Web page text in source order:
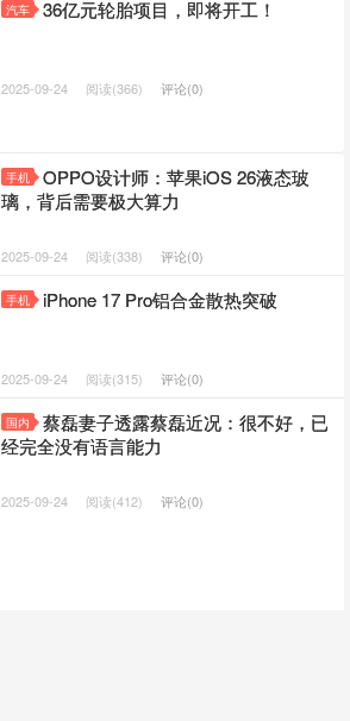
汽车 36亿元轮胎项目，即将开工！
2025-09-24 阅读(366) 评论(0)
手机
OPPO设计师：苹果iOS 26液态玻
璃，背后需要极大算力
2025-09-24 阅读(338) 评论(0)
手机 iPhone 17 Pro铝合金散热突破
2025-09-24 阅读(315) 评论(0)
国内
蔡磊妻子透露蔡磊近况：很不好，已
经完全没有语言能力
2025-09-24 阅读(412) 评论(0)